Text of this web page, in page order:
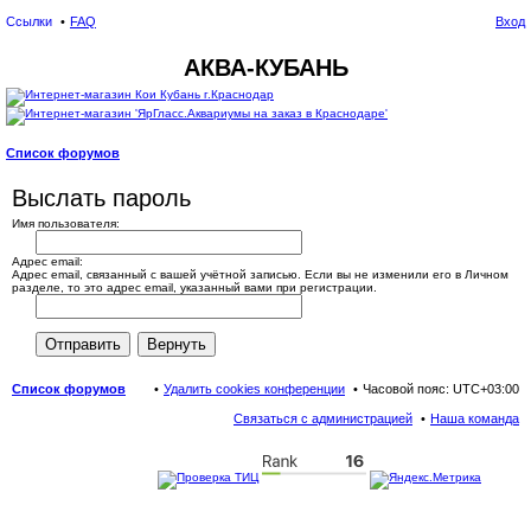
Ссылки FAQ Вход
АКВА-КУБАНЬ
Список форумов
Выслать пароль
Имя пользователя:
Адрес email:
Адрес email, связанный с вашей учётной записью. Если вы не изменили его в Личном
разделе, то это адрес email, указанный вами при регистрации.
Список форумов Часовой пояс: UTC+03:00
Удалить cookies конференции
Наша команда
Связаться с администрацией